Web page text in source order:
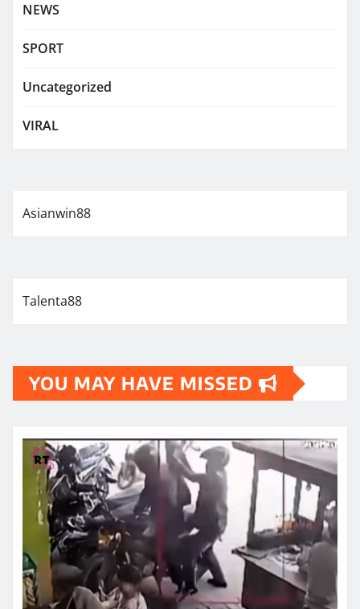
NEWS
SPORT
Uncategorized
VIRAL
Asianwin88
Talenta88
YOU MAY HAVE MISSED